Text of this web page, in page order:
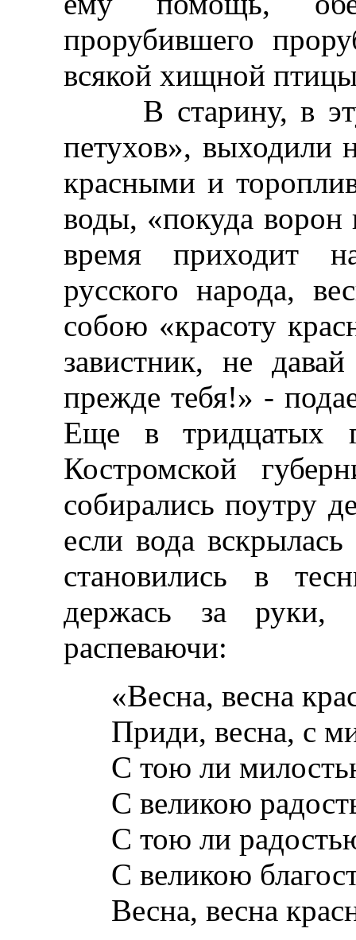
прорубившего
всякой хищной
В старину, в эту
петухов», выходили
красными и
воды, «покуда
время приходит
русского народа,
собою «красоту
завистник, не
прежде тебя!» -
Еще в тридцатых
Костромской
собирались поутру
если вода
становились в
держась за руки,
распеваючи:
«Весна, весна
Приди, весна, с
С тою ли
С великою
С тою ли
С великою
Весна, весна